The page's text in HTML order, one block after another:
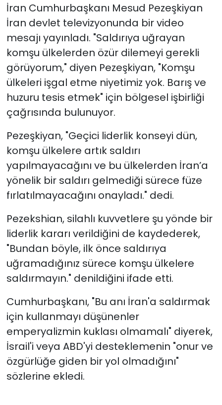
İran Cumhurbaşkanı Mesud Pezeşkiyan
İran devlet televizyonunda bir video
mesajı yayınladı. "Saldırıya uğrayan
komşu ülkelerden özür dilemeyi gerekli
görüyorum," diyen Pezeşkiyan, "Komşu
ülkeleri işgal etme niyetimiz yok. Barış ve
huzuru tesis etmek" için bölgesel işbirliği
çağrısında bulunuyor.
Pezeşkiyan, "Geçici liderlik konseyi dün,
komşu ülkelere artık saldırı
yapılmayacağını ve bu ülkelerden İran’a
yönelik bir saldırı gelmediği sürece füze
fırlatılmayacağını onayladı." dedi.
Pezekshian, silahlı kuvvetlere şu yönde bir
liderlik kararı verildiğini de kaydederek,
"Bundan böyle, ilk önce saldırıya
uğramadığınız sürece komşu ülkelere
saldırmayın." denildiğini ifade etti.
Cumhurbaşkanı, "Bu anı İran'a saldırmak
için kullanmayı düşünenler
emperyalizmin kuklası olmamalı" diyerek,
İsrail'i veya ABD'yi desteklemenin "onur ve
özgürlüğe giden bir yol olmadığını"
sözlerine ekledi.